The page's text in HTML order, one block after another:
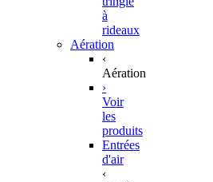
à
rideaux
Aération
‹
Aération
›
Voir
les
produits
Entrées
d'air
‹